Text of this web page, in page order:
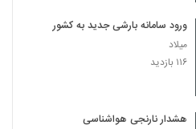
ورود سامانه بارشی جدید به کشور
میلاد
۱۱۶ بازدید
هشدار نارنجی هواشناسی